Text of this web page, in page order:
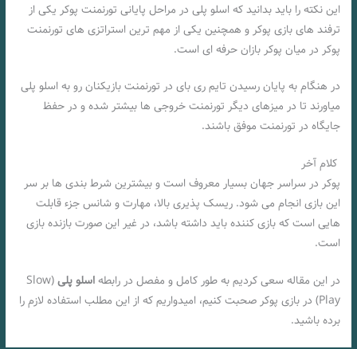
این نکته را باید بدانید که اسلو پلی در مراحل پایانی تورنمنت پوکر یکی از
ترفند های بازی پوکر و همچنین یکی از مهم ترین استراتزی های تورنمنت
پوکر در میان پوکر بازان حرفه ای است.
در هنگام به پایان رسیدن تایم ری بای در تورنمنت بازیکنان رو به اسلو پلی
میاورند تا در میزهای دیگر تورنمنت خروجی ها بیشتر شده و در حفظ
جایگاه در تورنمنت موفق باشند.
کلام آخر
پوکر در سراسر جهان بسیار معروف است و بیشترین شرط بندی ها بر سر
این بازی انجام می شود. ریسک پذیری بالا، مهارت و شانس جزء قابلت
هایی است که بازی کننده باید داشته باشد، در غیر این صورت بازنده بازی
است.
در این مقاله سعی کردیم به طور کامل و مفصل در رابطهاسلو پلی (Slow
Play) در بازی پوکر صحبت کنیم، امیدواریم که از این مطلب استفاده لازم را
برده باشید.